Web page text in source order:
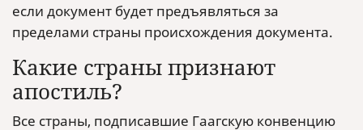
если документ будет предъявляться за
пределами страны происхождения документа.
Какие страны признают
апостиль?
Все страны, подписавшие Гаагскую конвенцию